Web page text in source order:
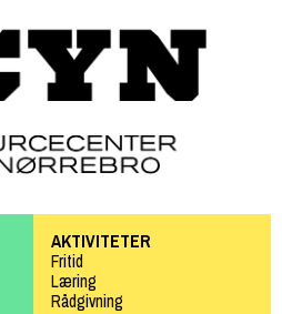
AKTIVITETER
Fritid
Læring
Rådgivning